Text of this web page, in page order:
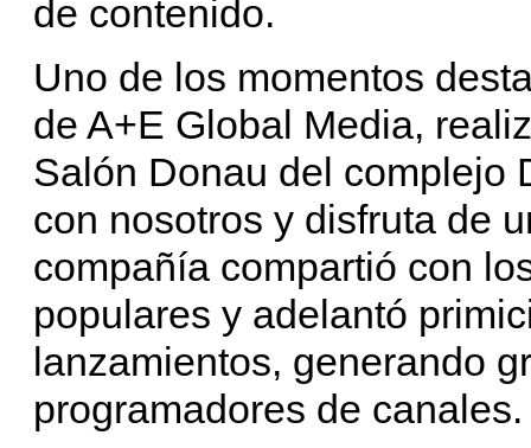
de contenido.
Uno de los momentos
de A+E Global Media,
Salón Donau del complejo
con nosotros y disfruta de
compañía compartió con
populares y adelantó
lanzamientos, generando
programadores de canales.